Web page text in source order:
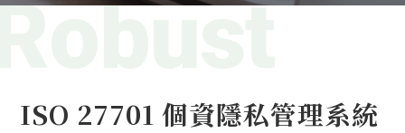
ISO 27701 個資隱私管理系統